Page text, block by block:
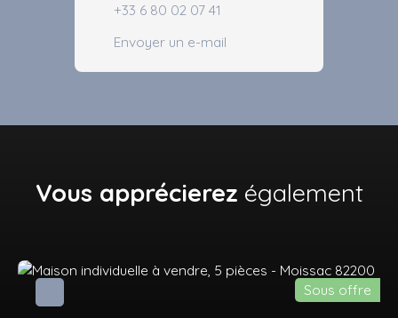
+33 6 80 02 07 41
Envoyer un e-mail
Vous apprécierez également
Sous offre